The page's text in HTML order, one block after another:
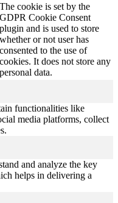
The cookie is set by the
GDPR Cookie Consent
plugin and is used to store
whether or not user has
consented to the use of
cookies. It does not store any
personal data.
functionalities like
media platforms, collect
and analyze the key
helps in delivering a